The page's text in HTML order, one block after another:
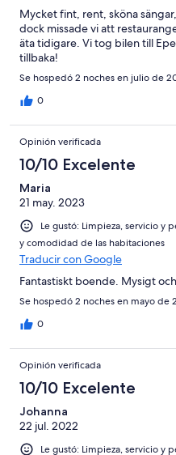
Mycket fint, rent, sköna
dock missade vi att
äta tidigare. Vi tog bilen till
tillbaka!
Se hospedó 2 noches en julio de
0
Opinión verificada
10/10 Excelente
Maria
21 may. 2023
Le gustó: Limpieza, servicio y
y comodidad de las habitaciones
Traducir con Google
Fantastiskt boende. Mysigt
Se hospedó 2 noches en mayo de
0
Opinión verificada
10/10 Excelente
Johanna
22 jul. 2022
Le gustó: Limpieza, servicio y